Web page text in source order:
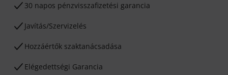
30 napos pénzvisszafizetési garancia
Javítás/Szervizelés
Hozzáértők szaktanácsadása
Elégedettségi Garancia